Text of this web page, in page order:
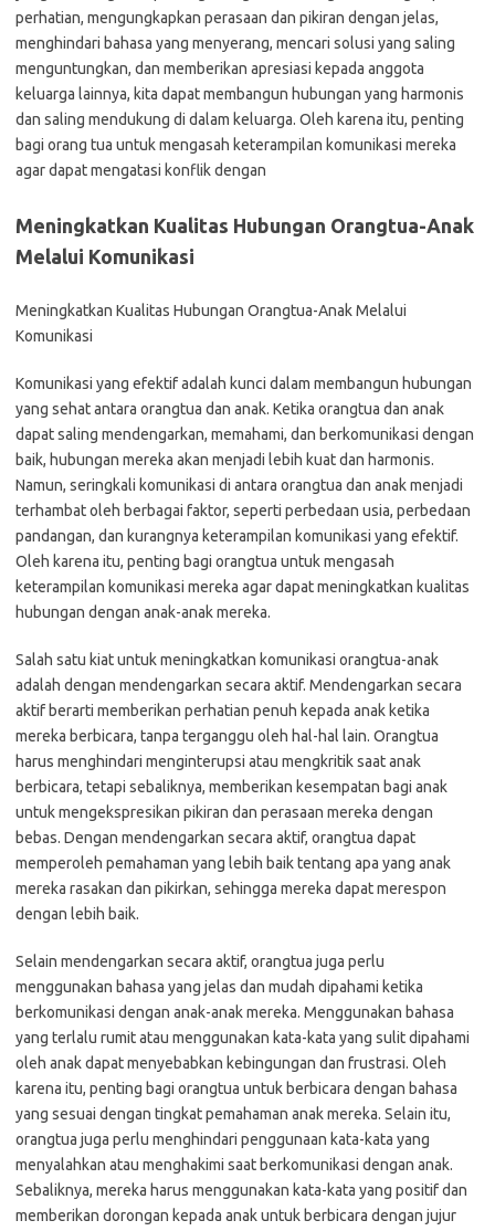
perhatian, mengungkapkan perasaan dan pikiran dengan jelas,
menghindari bahasa yang menyerang, mencari solusi yang saling
menguntungkan, dan memberikan apresiasi kepada anggota
keluarga lainnya, kita dapat membangun hubungan yang harmonis
dan saling mendukung di dalam keluarga. Oleh karena itu, penting
bagi orang tua untuk mengasah keterampilan komunikasi mereka
agar dapat mengatasi konflik dengan
Meningkatkan Kualitas Hubungan Orangtua-Anak
Melalui Komunikasi
Meningkatkan Kualitas Hubungan Orangtua-Anak Melalui
Komunikasi
Komunikasi yang efektif adalah kunci dalam membangun hubungan
yang sehat antara orangtua dan anak. Ketika orangtua dan anak
dapat saling mendengarkan, memahami, dan berkomunikasi dengan
baik, hubungan mereka akan menjadi lebih kuat dan harmonis.
Namun, seringkali komunikasi di antara orangtua dan anak menjadi
terhambat oleh berbagai faktor, seperti perbedaan usia, perbedaan
pandangan, dan kurangnya keterampilan komunikasi yang efektif.
Oleh karena itu, penting bagi orangtua untuk mengasah
keterampilan komunikasi mereka agar dapat meningkatkan kualitas
hubungan dengan anak-anak mereka.
Salah satu kiat untuk meningkatkan komunikasi orangtua-anak
adalah dengan mendengarkan secara aktif. Mendengarkan secara
aktif berarti memberikan perhatian penuh kepada anak ketika
mereka berbicara, tanpa terganggu oleh hal-hal lain. Orangtua
harus menghindari menginterupsi atau mengkritik saat anak
berbicara, tetapi sebaliknya, memberikan kesempatan bagi anak
untuk mengekspresikan pikiran dan perasaan mereka dengan
bebas. Dengan mendengarkan secara aktif, orangtua dapat
memperoleh pemahaman yang lebih baik tentang apa yang anak
mereka rasakan dan pikirkan, sehingga mereka dapat merespon
dengan lebih baik.
Selain mendengarkan secara aktif, orangtua juga perlu
menggunakan bahasa yang jelas dan mudah dipahami ketika
berkomunikasi dengan anak-anak mereka. Menggunakan bahasa
yang terlalu rumit atau menggunakan kata-kata yang sulit dipahami
oleh anak dapat menyebabkan kebingungan dan frustrasi. Oleh
karena itu, penting bagi orangtua untuk berbicara dengan bahasa
yang sesuai dengan tingkat pemahaman anak mereka. Selain itu,
orangtua juga perlu menghindari penggunaan kata-kata yang
menyalahkan atau menghakimi saat berkomunikasi dengan anak.
Sebaliknya, mereka harus menggunakan kata-kata yang positif dan
memberikan dorongan kepada anak untuk berbicara dengan jujur